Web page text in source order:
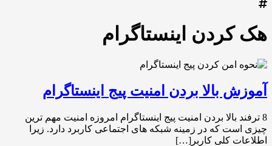
هک کردن اینستاگرام
آموزش بالا بردن امنیت پیج اینستاگرام
8 ترفند بالا بردن امنیت پیج اینستاگرام امروزه امنیت مهم ترین
چیزی است که در زمینه شبکه های اجتماعی کاربرد دارد. زیرا
اطلاعات کلی کاربر[…]